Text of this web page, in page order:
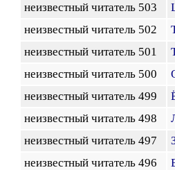
неизвестный читатель 503
неизвестный читатель 502
неизвестный читатель 501
неизвестный читатель 500
неизвестный читатель 499
неизвестный читатель 498
неизвестный читатель 497
неизвестный читатель 496